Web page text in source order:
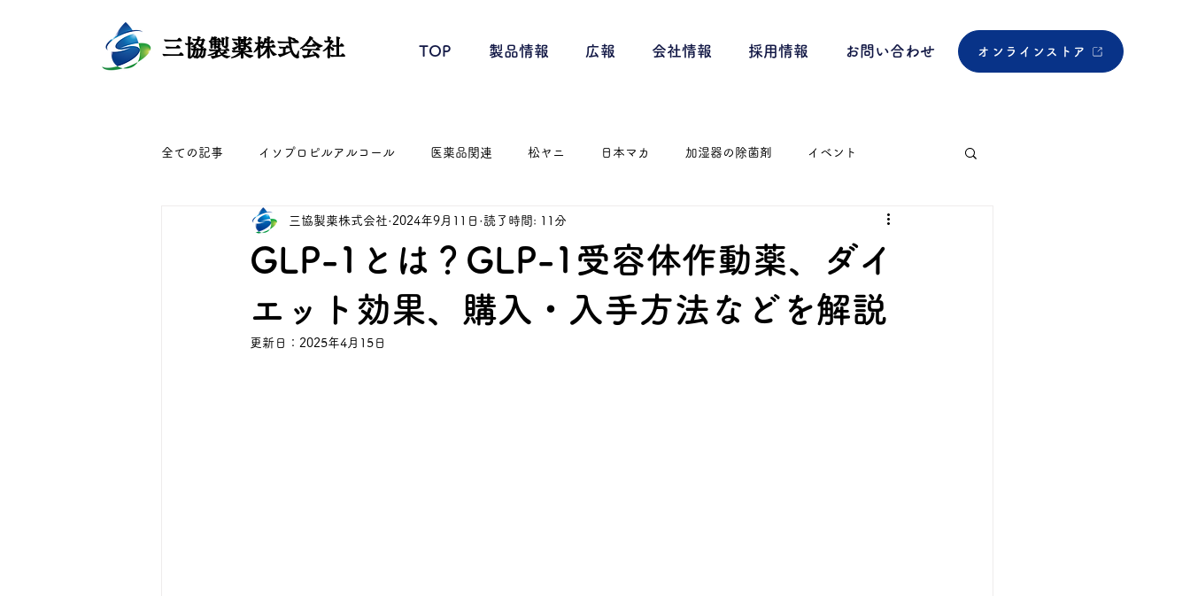
​三協製薬株式会社 TOP 製品情報 広報 会社情報 採用情報 お問い合わせ オンラインストア
全ての記事 イソプロピルアルコール 医薬品関連 松ヤニ 日本マカ 加湿器の除菌剤 イベント
エタノール除菌力
GLP-1とは？GLP-1受容体作動薬、ダイ
エット効果、購入・入手方法などを解説
三協製薬株式会社 2024年9月11日 読了時間: 11分
更新日： 2025年4月15日